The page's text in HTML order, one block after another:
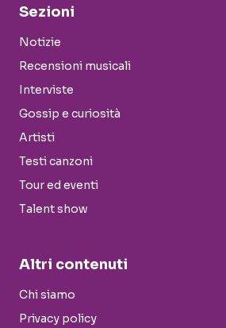
Sezioni
Notizie
Recensioni musicali
Interviste
Gossip e curiosità
Artisti
Testi canzoni
Tour ed eventi
Talent show
Altri contenuti
Chi siamo
Privacy policy